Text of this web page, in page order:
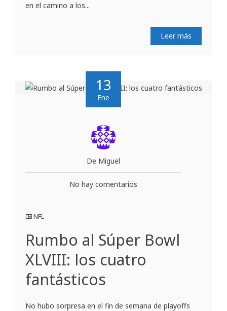
en el camino a los...
Leer más
13
Ene
De Miguel
No hay comentarios
NFL
Rumbo al Súper Bowl
XLVIII: los cuatro
fantásticos
No hubo sorpresa en el fin de semana de playoffs